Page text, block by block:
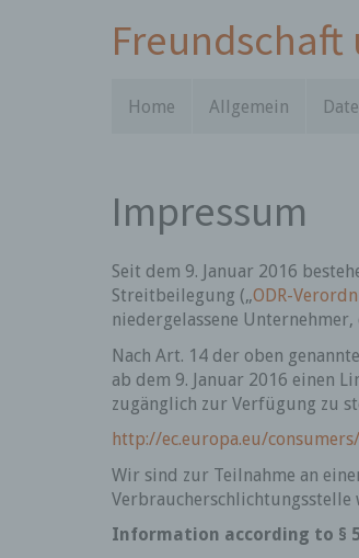
Home Allgemein
Impressum
Seit dem 9. Januar 2016
Streitbeilegung („ODR-
niedergelassene
Nach Art. 14 der oben
ab dem 9. Januar 2016 einen
zugänglich zur Verfügung zu
http://ec.europa.eu/
Wir sind zur Teilnahme an
Information according to § 5